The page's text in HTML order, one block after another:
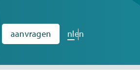
aanvragen nlen